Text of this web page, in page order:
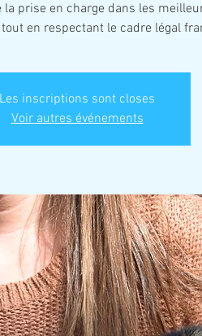
prise en charge dans les
en respectant le cadre légal
Les inscriptions sont closes
Voir autres événements